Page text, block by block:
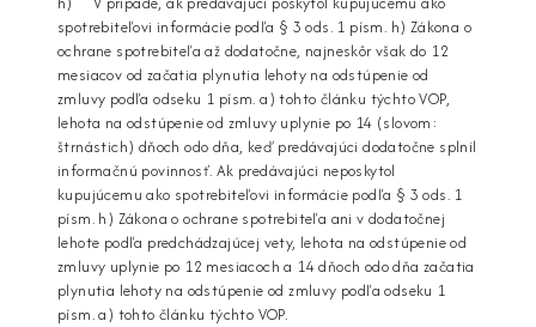
spotrebiteľovi informácie podľa § 3 ods. 1 písm. h) Zákona o
ochrane spotrebiteľa až dodatočne, najneskôr však do 12
mesiacov od začatia plynutia lehoty na odstúpenie od
zmluvy podľa odseku 1 písm. a) tohto článku týchto VOP,
lehota na odstúpenie od zmluvy uplynie po 14 (slovom:
štrnástich) dňoch odo dňa, keď predávajúci dodatočne splnil
informačnú povinnosť. Ak predávajúci neposkytol
kupujúcemu ako spotrebiteľovi informácie podľa § 3 ods. 1
písm. h) Zákona o ochrane spotrebiteľa ani v dodatočnej
lehote podľa predchádzajúcej vety, lehota na odstúpenie od
zmluvy uplynie po 12 mesiacoch a 14 dňoch odo dňa začatia
plynutia lehoty na odstúpenie od zmluvy podľa odseku 1
písm. a) tohto článku týchto VOP.